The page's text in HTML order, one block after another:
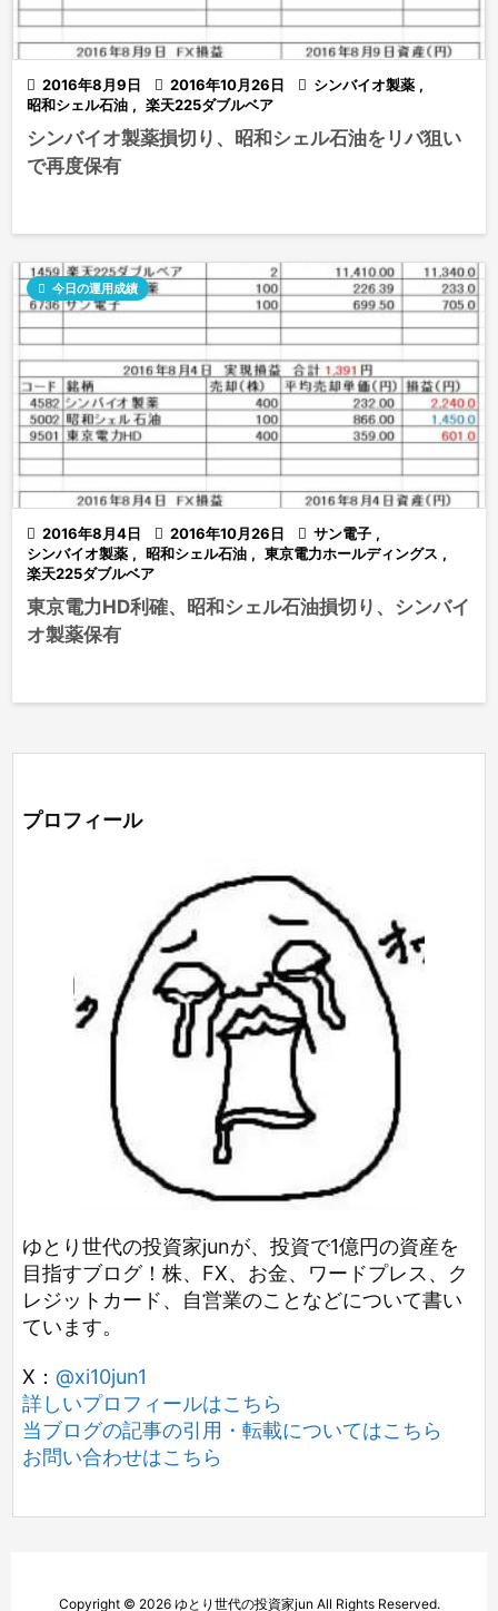
 2016年8月9日  2016年10月26日  シンバイオ製薬 ,
昭和シェル石油 , 楽天225ダブルベア
シンバイオ製薬損切り、昭和シェル石油をリバ狙い
で再度保有
 2016年8月4日  2016年10月26日
 今日の運用成績
 サン電子 ,
シンバイオ製薬 , 昭和シェル石油 , 東京電力ホールディングス ,
楽天225ダブルベア
東京電力HD利確、昭和シェル石油損切り、シンバイ
オ製薬保有
プロフィール
ゆとり世代の投資家junが、投資で1億円の資産を
目指すブログ！株、FX、お金、ワードプレス、ク
レジットカード、自営業のことなどについて書い
ています。
X： @xi10jun1
詳しいプロフィールはこちら
当ブログの記事の引用・転載についてはこちら
お問い合わせはこちら
Copyright © 2026 ゆとり世代の投資家jun All Rights Reserved.